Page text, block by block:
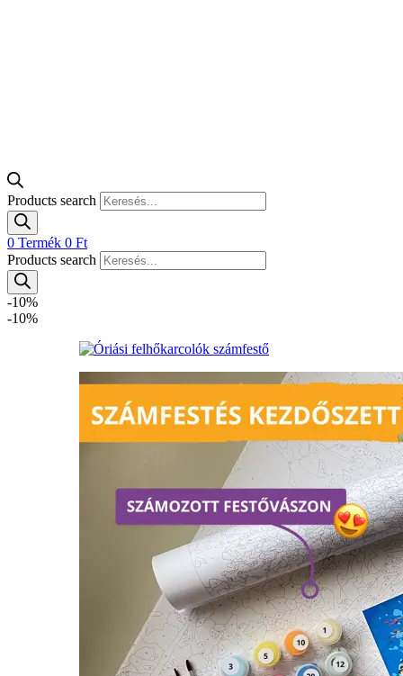
Products search
0 Termék 0 Ft
Products search
-10%
-10%